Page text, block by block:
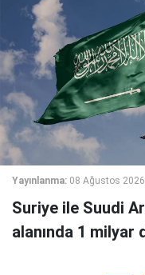
Yayınlanma: 08 Ağustos
Suriye ile Suudi
alanında 1 milyar